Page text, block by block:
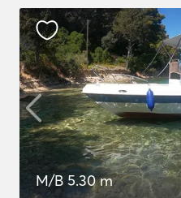
M/B 5.30 m